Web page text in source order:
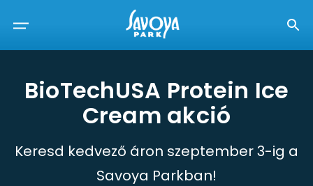
BioTechUSA Protein Ice
Cream akció
Keresd kedvező áron szeptember 3-ig a
Savoya Parkban!